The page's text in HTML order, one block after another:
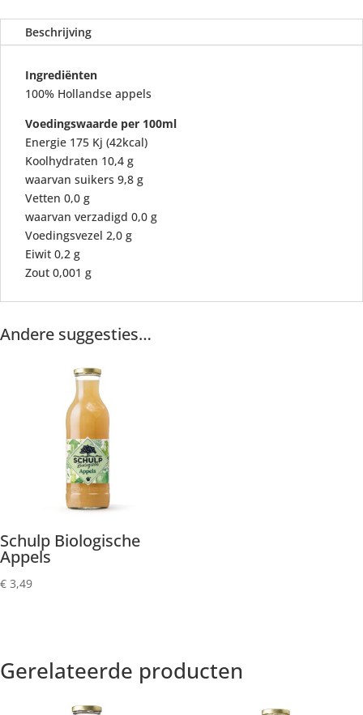
Beschrijving
Ingrediënten
100% Hollandse appels
Voedingswaarde per 100ml
Energie 175 Kj (42kcal)
Koolhydraten 10,4 g
waarvan suikers 9,8 g
Vetten 0,0 g
waarvan verzadigd 0,0 g
Voedingsvezel 2,0 g
Eiwit 0,2 g
Zout 0,001 g
Andere suggesties…
Schulp Biologische
Appels
€ 3,49
Gerelateerde producten